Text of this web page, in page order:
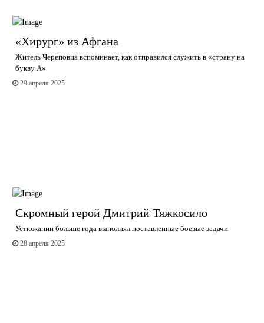
«Хирург» из Афгана
Житель Череповца вспоминает, как отправился служить в «страну на
букву А»
29 апреля 2025
Скромный герой Дмитрий Тяжкосило
Устюжанин больше года выполнял поставленные боевые задачи
28 апреля 2025